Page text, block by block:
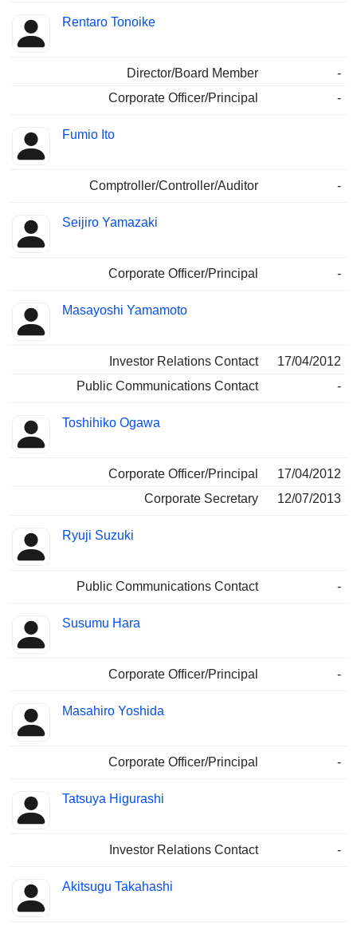
Rentaro Tonoike
Director/Board Member
-
Corporate Officer/Principal
-
Fumio Ito
Comptroller/Controller/Auditor -
Seijiro Yamazaki
Corporate Officer/Principal -
Masayoshi Yamamoto
Investor Relations Contact
17/04/2012
Public Communications Contact
-
Toshihiko Ogawa
Corporate Officer/Principal
17/04/2012
Corporate Secretary
12/07/2013
Ryuji Suzuki
Public Communications Contact -
Susumu Hara
Corporate Officer/Principal -
Masahiro Yoshida
Corporate Officer/Principal -
Tatsuya Higurashi
Investor Relations Contact -
Akitsugu Takahashi